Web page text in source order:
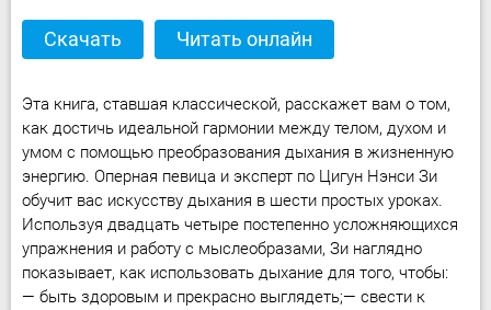
Скачать Читать онлайн
Эта книга, ставшая классической, расскажет вам о том,
как достичь идеальной гармонии между телом, духом и
умом с помощью преобразования дыхания в жизненную
энергию. Оперная певица и эксперт по Цигун Нэнси Зи
обучит вас искусству дыхания в шести простых уроках.
Используя двадцать четыре постепенно усложняющихся
упражнения и работу с мыслеобразами, Зи наглядно
показывает, как использовать дыхание для того, чтобы:
— быть здоровым и прекрасно выглядеть;— свести к